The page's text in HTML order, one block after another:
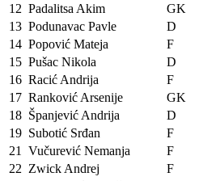
12 Padalitsa Akim GK
13 Podunavac Pavle D
14 Popović Mateja F
15 Pušac Nikola D
16 Racić Andrija F
17 Ranković Arsenije GK
18 Španjević Andrija D
19 Subotić Srđan F
21
Vučurević Nemanja F
22 Zwick Andrej F